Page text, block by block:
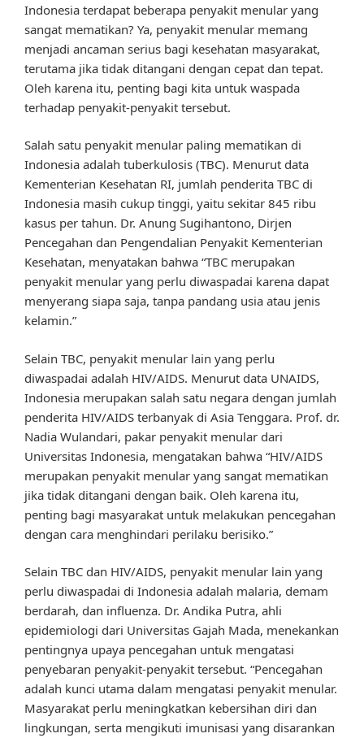
Indonesia terdapat beberapa penyakit menular yang
sangat mematikan? Ya, penyakit menular memang
menjadi ancaman serius bagi kesehatan masyarakat,
terutama jika tidak ditangani dengan cepat dan tepat.
Oleh karena itu, penting bagi kita untuk waspada
terhadap penyakit-penyakit tersebut.
Salah satu penyakit menular paling mematikan di
Indonesia adalah tuberkulosis (TBC). Menurut data
Kementerian Kesehatan RI, jumlah penderita TBC di
Indonesia masih cukup tinggi, yaitu sekitar 845 ribu
kasus per tahun. Dr. Anung Sugihantono, Dirjen
Pencegahan dan Pengendalian Penyakit Kementerian
Kesehatan, menyatakan bahwa “TBC merupakan
penyakit menular yang perlu diwaspadai karena dapat
menyerang siapa saja, tanpa pandang usia atau jenis
kelamin.”
Selain TBC, penyakit menular lain yang perlu
diwaspadai adalah HIV/AIDS. Menurut data UNAIDS,
Indonesia merupakan salah satu negara dengan jumlah
penderita HIV/AIDS terbanyak di Asia Tenggara. Prof. dr.
Nadia Wulandari, pakar penyakit menular dari
Universitas Indonesia, mengatakan bahwa “HIV/AIDS
merupakan penyakit menular yang sangat mematikan
jika tidak ditangani dengan baik. Oleh karena itu,
penting bagi masyarakat untuk melakukan pencegahan
dengan cara menghindari perilaku berisiko.”
Selain TBC dan HIV/AIDS, penyakit menular lain yang
perlu diwaspadai di Indonesia adalah malaria, demam
berdarah, dan influenza. Dr. Andika Putra, ahli
epidemiologi dari Universitas Gajah Mada, menekankan
pentingnya upaya pencegahan untuk mengatasi
penyebaran penyakit-penyakit tersebut. “Pencegahan
adalah kunci utama dalam mengatasi penyakit menular.
Masyarakat perlu meningkatkan kebersihan diri dan
lingkungan, serta mengikuti imunisasi yang disarankan